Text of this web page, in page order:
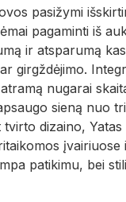
pasižymi
pagaminti iš
ir atsparumą
girgždėjimo.
nugarai
sieną nuo
dizaino, Yatas
patikimu, bei